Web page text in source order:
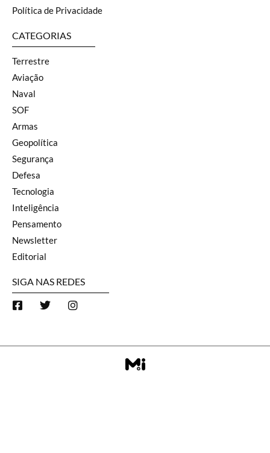
Política de Privacidade
CATEGORIAS
Terrestre
Aviação
Naval
SOF
Armas
Geopolítica
Segurança
Defesa
Tecnologia
Inteligência
Pensamento
Newsletter
Editorial
SIGA NAS REDES